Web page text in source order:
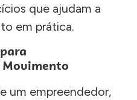
que ajudam a
em prática.
Movimento
um empreendedor,